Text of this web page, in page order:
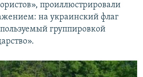
проиллюстрировали
на украинский флаг
группировкой